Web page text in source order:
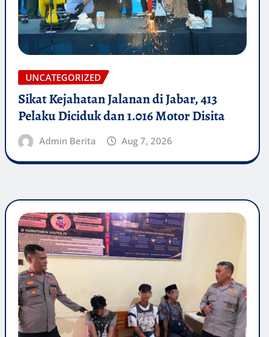
UNCATEGORIZED
Sikat Kejahatan Jalanan di Jabar, 413
Pelaku Diciduk dan 1.016 Motor Disita
Admin Berita Aug 7, 2026